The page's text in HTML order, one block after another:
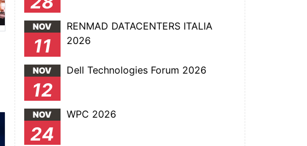
NOV
11
RENMAD DATACENTERS ITALIA
2026
NOV
12
Dell Technologies Forum 2026
NOV
24
WPC 2026